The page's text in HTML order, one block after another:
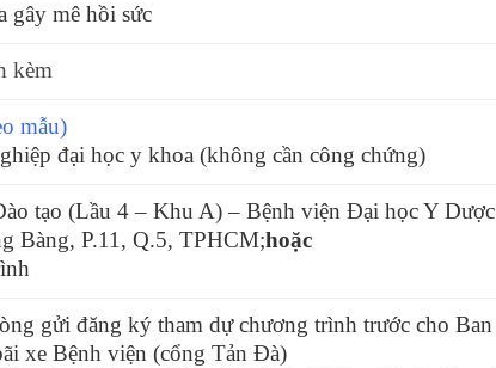
gây mê hồi sức
kèm
mẫu)
đại học y khoa (không cần công chứng)
tạo (Lầu 4 – Khu A) – Bệnh viện Đại học Y Dược
Bàng, P.11, Q.5, TPHCM;hoặc
gửi đăng ký tham dự chương trình trước cho Ban
xe Bệnh viện (cổng Tản Đà)